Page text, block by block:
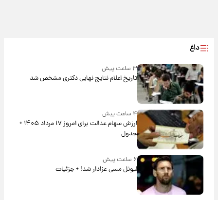
داغ
۳ ساعت پیش
تاریخ اعلام نتایج نهایی دکتری مشخص شد
۴ ساعت پیش
ارزش سهام عدالت برای امروز ۱۷ مرداد ۱۴۰۵ +
جدول
۶ ساعت پیش
لیونل مسی عزادار شد! + جزئیات